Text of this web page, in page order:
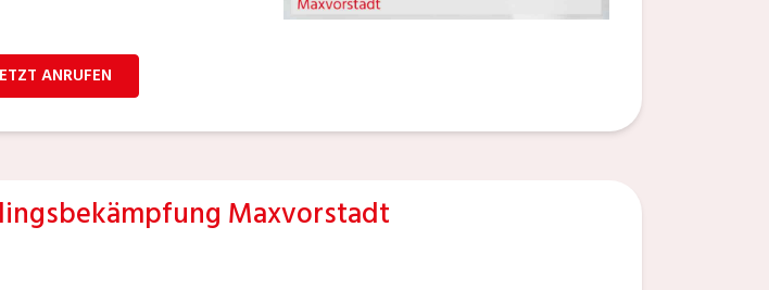
ANRUFEN
Maxvorstadt